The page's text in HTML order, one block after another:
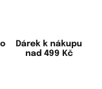
Dárek k nákupu
nad 499 Kč